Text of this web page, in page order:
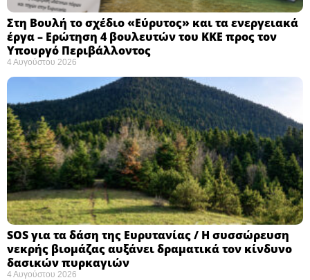
Στη Βουλή το σχέδιο «Εύρυτος» και τα ενεργειακά
έργα – Ερώτηση 4 βουλευτών του ΚΚΕ προς τον
Υπουργό Περιβάλλοντος
4 Αυγούστου 2026
SOS για τα δάση της Ευρυτανίας / Η συσσώρευση
νεκρής βιομάζας αυξάνει δραματικά τον κίνδυνο
δασικών πυρκαγιών
4 Αυγούστου 2026